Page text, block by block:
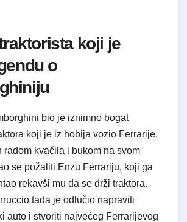
koji je
o
bio je iznimno bogat
koji je iz hobija vozio Ferrarije.
radom kvačila i bukom na svom
se požaliti Enzu Ferrariju, koji ga
rekavši mu da se drži traktora.
tada je odlučio napraviti
auto i stvoriti najvećeg Ferrarijevog